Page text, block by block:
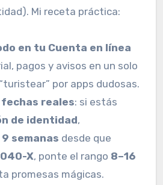
Mi receta práctica:
en tu Cuenta en línea
pagos y avisos en un solo
por apps dudosas.
reales: si estás
de identidad,
semanas desde que
X, ponte el rango 8–16
promesas mágicas.